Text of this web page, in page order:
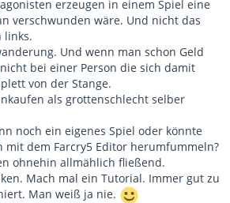
erzeugen in einem Spiel eine
verschwunden wäre. Und nicht das
links.
Und wenn man schon Geld
bei einer Person die sich damit
von der Stange.
als grottenschlecht selber
noch ein eigenes Spiel oder könnte
mit dem Farcry5 Editor herumfummeln?
ohnehin allmählich fließend.
Mach mal ein Tutorial. Immer gut zu
Man weiß ja nie.